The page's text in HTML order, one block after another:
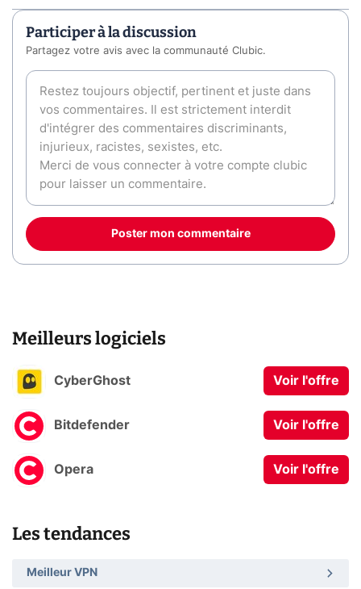
Participer à la discussion
Partagez votre avis avec la communauté Clubic.
Poster mon commentaire
Meilleurs logiciels
CyberGhost Voir l'offre
Bitdefender Voir l'offre
Opera Voir l'offre
Les tendances
Meilleur VPN